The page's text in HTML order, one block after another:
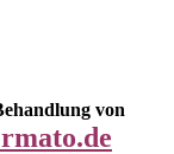
von